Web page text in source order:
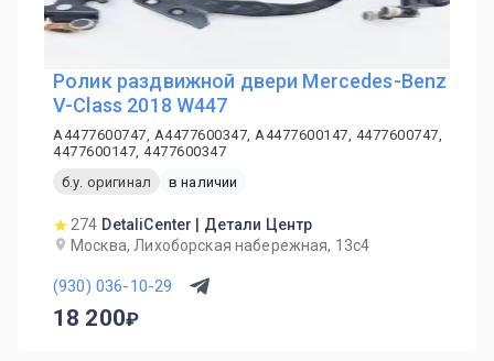
Ролик раздвижной двери Mercedes-Benz
V-Class 2018 W447
A4477600747, A4477600347, A4477600147, 4477600747,
4477600147, 4477600347
б.у. оригинал
в наличии
274 DetaliCenter | Детали Центр
Москва, Лихоборская набережная, 13с4
(930) 036-10-29
18 200